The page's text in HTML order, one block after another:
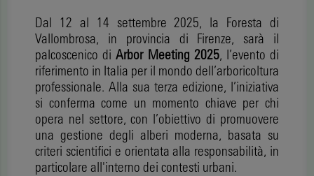
Dal 12 al 14 settembre 2025, la Foresta di
Vallombrosa, in provincia di Firenze, sarà il
palcoscenico diArbor Meeting 2025, l’evento di
riferimento in Italia per il mondo dell’arboricoltura
professionale. Alla sua terza edizione, l’iniziativa
si conferma come un momento chiave per chi
opera nel settore, con l’obiettivo di promuovere
una gestione degli alberi moderna, basata su
criteri scientifici e orientata alla responsabilità, in
particolare all'interno dei contesti urbani.